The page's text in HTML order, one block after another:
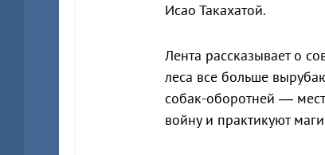
Исао Такахатой.
Лента рассказывает о
леса все больше
собак-оборотней —
войну и практикуют